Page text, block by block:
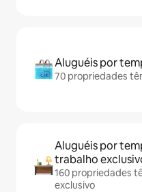
Aluguéis por
70 propriedades
Aluguéis por
trabalho
160 propriedades
exclusivo